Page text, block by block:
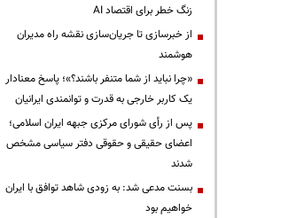
زنگ خطر برای اقتصاد AI
از خبرسازی تا جریان‌سازی نقشه راه مدیران
هوشمند
«چرا نباید از شما متنفر باشند؟»؛ پاسخ معنادار
یک کاربر خارجی به قدرت و توانمندی ایرانیان
پس از رأی شورای مرکزی جبهه ایران اسلامی؛
اعضای حقیقی و حقوقی دفتر سیاسی مشخص
شدند
بسنت مدعی شد: به زودی شاهد توافق با ایران
خواهیم بود